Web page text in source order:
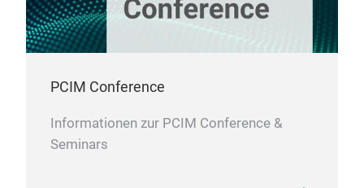
PCIM Conference
Informationen zur PCIM Conference &
Seminars